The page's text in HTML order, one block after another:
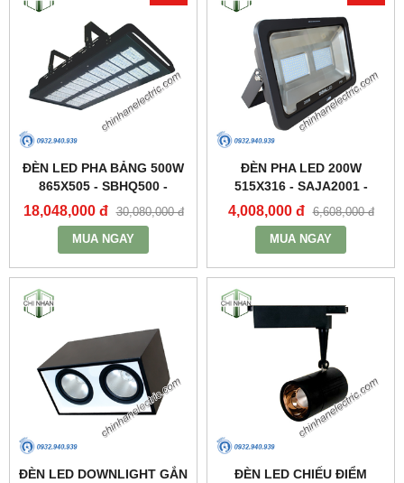
ĐÈN LED PHA BẢNG 500W
865X505 - SBHQ500 -
DUHAL
18,048,000 đ 30,080,000 đ
MUA NGAY
ĐÈN PHA LED 200W
515X316 - SAJA2001 -
DUHAL
4,008,000 đ 6,608,000 đ
MUA NGAY
ĐÈN LED DOWNLIGHT GẮN
ĐÈN LED CHIẾU ĐIỂM